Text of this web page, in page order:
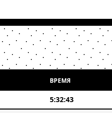
ВРЕМЯ
5:32:43